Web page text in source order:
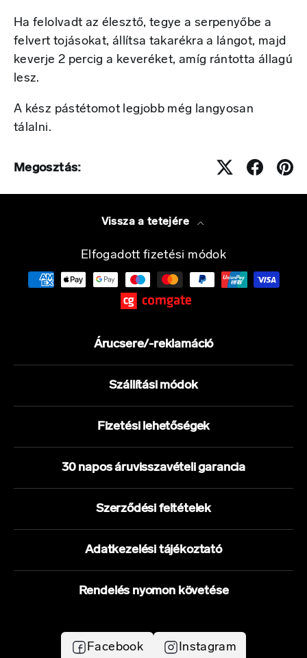
Ha felolvadt az élesztő, tegye a serpenyőbe a
felvert tojásokat, állítsa takarékra a lángot, majd
keverje 2 percig a keveréket, amíg rántotta állagú
lesz.
A kész pástétomot legjobb még langyosan
tálalni.
Megosztás:
Vissza a tetejére
Elfogadott fizetési módok
Árucsere/-reklamáció
Szállítási módok
Fizetési lehetőségek
30 napos áruvisszavételi garancia
Szerződési feltételek
Adatkezelési tájékoztató
Rendelés nyomon követése
Facebook Instagram